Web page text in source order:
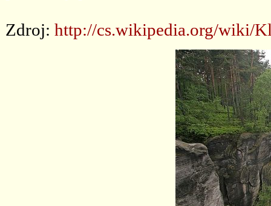
Zdroj: http://cs.wikipedia.org/wiki/